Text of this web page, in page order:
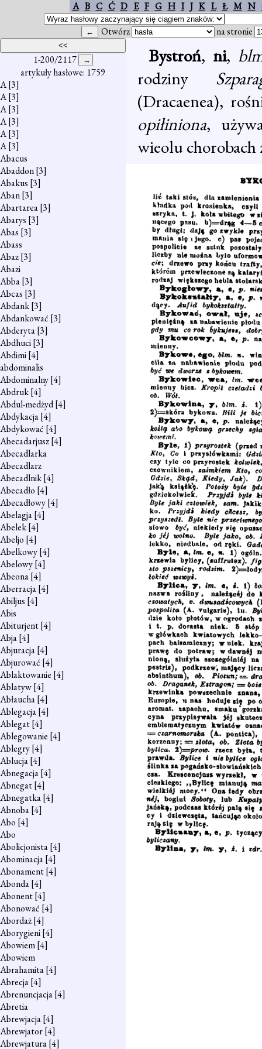
A B C Ć D E F G H I J K L Ł M N
Otwórz na stronie
1-200/2117
artykuły hasłowe: 1759
A[3]
A[3]
A[3]
A[3]
A[3]
A[3]
Abacus
Abaddon[3]
Abakus [3]
Aban[3]
Abartarea[3]
Abarys [3]
Abas [3]
Abass
Abaz[3]
Abazi
Abba[3]
Abcas [3]
Abdank[3]
Abdankować [3]
Abderyta[3]
Abdhuci[3]
Abdimi[4]
abdominalis
Abdominalny[4]
Abdruk[4]
Abdul-medżyd[4]
Abdykacja[4]
Abdykować [4]
Abecadarjusz[4]
Abecadlarka
Abecadlarz
Abecadlnik[4]
Abecadło [4]
Abecadłowy[4]
Abelagja[4]
Abelek[4]
Abeljo [4]
Abelkowy[4]
Abelowy[4]
Abeona[4]
Aberracja[4]
Abiljus [4]
Abis
Abiturjent[4]
Abja[4]
Abjuracja[4]
Abjurować [4]
Ablaktowanie [4]
Ablatyw[4]
Abłaucha[4]
Ablegacja[4]
Ablegat[4]
Ablegowanie [4]
Ablegry[4]
Ablucja[4]
Abnegacja[4]
Abnegat[4]
Abnegatka[4]
Abnoba[4]
Abo [4]
Abo
Abolicjonista[4]
Abominacja[4]
Abonament[4]
Abonda[4]
Abonent[4]
Abonować [4]
Abordaż[4]
Aborygieni[4]
Abowiem[4]
Abowiem
Abrahamita[4]
Abrecja[4]
Abrenuncjacja[4]
Abretia
Abrewjacja[4]
Abrewjator[4]
Abrewjatura[4]
Bystroń, ni,
rodziny
(Dracaenea),
opiłiniona,
wieolu chorobach